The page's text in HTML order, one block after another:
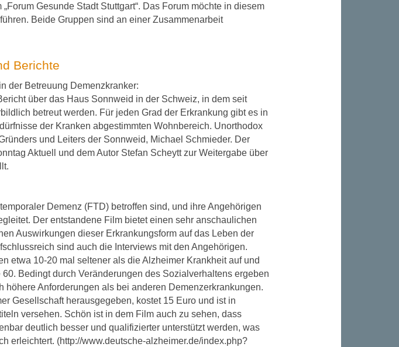
Gesunde Stadt Stuttgart“. Das Forum möchte in diesem
Beide Gruppen sind an einer Zusammenarbeit
Berichte
der Betreuung Demenzkranker:
über das Haus Sonnweid in der Schweiz, in dem seit
betreut werden. Für jeden Grad der Erkrankung gibt es in
der Kranken abgestimmten Wohnbereich. Unorthodox
und Leiters der Sonnweid, Michael Schmieder. Der
Aktuell und dem Autor Stefan Scheytt zur Weitergabe über
Demenz (FTD) betroffen sind, und ihre Angehörigen
Der entstandene Film bietet einen sehr anschaulichen
Auswirkungen dieser Erkrankungsform auf das Leben der
sind auch die Interviews mit den Angehörigen.
etwa 10-20 mal seltener als die Alzheimer Krankheit auf und
Bedingt durch Veränderungen des Sozialverhaltens ergeben
höhere Anforderungen als bei anderen Demenzerkrankungen.
Gesellschaft herausgegeben, kostet 15 Euro und ist in
versehen. Schön ist in dem Film auch zu sehen, dass
deutlich besser und qualifizierter unterstützt werden, was
erleichtert. (http://www.deutsche-alzheimer.de/index.php?